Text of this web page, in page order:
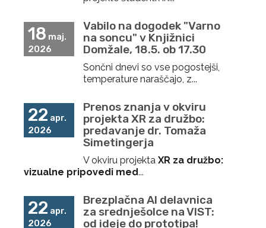
Etika in pravo v fotografiji
4
Σ II. SEMESTER
60
III. SEMESTER
PREDMET
Reportažna in dokumentarna
fotografija I
6
Oglaševalska in naročniška fotografija I
5
šolnina v 13-16 mesečnih
meseca vpisa, in sicer v
toliko mesečnih obrokih,
da je zadnji plačan
avgusta 2027)
Za vpise od julija do 30.
septembra: vpisnina v
višini 800,00 EUR + 10
mesečnih obrokov po
330,00 EUR od
18 maj.
2026
Vabilo na dogodek "Varno
na soncu" v Knjižnici
Domžale, 18.5. ob 17.30
Sončni dnevi so vse pogostejši,
temperature naraščajo, z...
22 apr.
2026
Prenos znanja v okviru
projekta XR za družbo:
predavanje dr. Tomaža
Simetingerja
V okviru projekta XR za družbo:
vizualne pripovedi med...
22 apr.
2026
Brezplačna AI delavnica
za srednješolce na VIST:
od ideje do prototipa!